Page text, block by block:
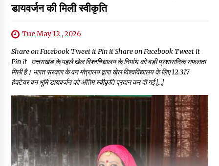
डायवर्जन की मिली स्वीकृति
Tue May 12 , 2026
Share on Facebook Tweet it Pin it Share on Facebook Tweet it
Pin it उत्तराखंड के पहले खेल विश्वविद्यालय के निर्माण को बड़ी प्रशासनिक सफलता
मिली है। भारत सरकार के वन मंत्रालय द्वारा खेल विश्वविद्यालय के लिए 12.317
हेक्टेयर वन भूमि डायवर्जन को अंतिम स्वीकृति प्रदान कर दी गई […]